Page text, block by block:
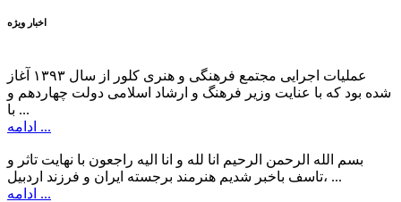
اخبار ویژه
عملیات اجرایی مجتمع فرهنگی و هنری کلور از سال ۱۳۹۳ آغاز
شده بود که با عنایت وزیر فرهنگ و ارشاد اسلامی دولت چهاردهم و
با ...
ادامه ...
بسم الله الرحمن الرحیم انا لله و انا الیه راجعون با نهایت تاثر و
تاسف باخبر شدیم هنرمند برجسته ایران و فرزند اردبیل، ...
ادامه ...